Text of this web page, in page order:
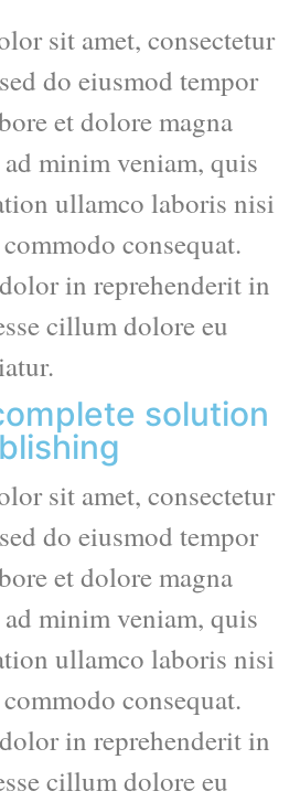
sit amet, consectetur
do eiusmod tempor
et dolore magna
minim veniam, quis
ullamco laboris nisi
consequat.
in reprehenderit in
cillum dolore eu
solution
sit amet, consectetur
do eiusmod tempor
et dolore magna
minim veniam, quis
ullamco laboris nisi
consequat.
in reprehenderit in
cillum dolore eu